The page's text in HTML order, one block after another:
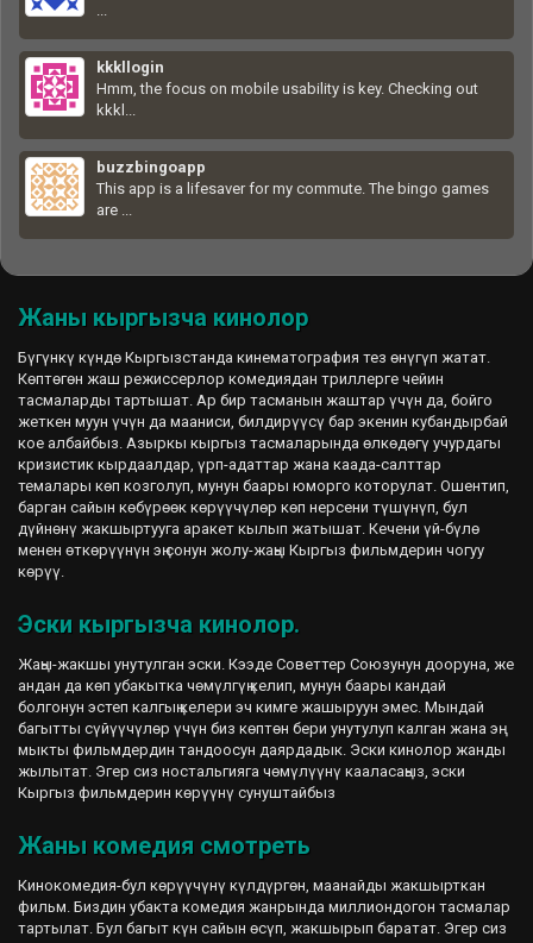
...
kkkllogin
Hmm, the focus on mobile usability is key. Checking out
kkkl...
buzzbingoapp
This app is a lifesaver for my commute. The bingo games
are ...
Жаны кыргызча кинолор
Бүгүнкү күндө Кыргызстанда кинематография тез өнүгүп жатат.
Көптөгөн жаш режиссерлор комедиядан триллерге чейин
тасмаларды тартышат. Ар бир тасманын жаштар үчүн да, бойго
жеткен муун үчүн да мааниси, билдирүүсү бар экенин кубандырбай
кое албайбыз. Азыркы кыргыз тасмаларында өлкөдөгү учурдагы
кризистик кырдаалдар, үрп-адаттар жана каада-салттар
темалары көп козголуп, мунун баары юморго которулат. Ошентип,
барган сайын көбүрөөк көрүүчүлөр көп нерсени түшүнүп, бул
дүйнөнү жакшыртууга аракет кылып жатышат. Кечени үй-бүлө
менен өткөрүүнүн эң сонун жолу-жаңы Кыргыз фильмдерин чогуу
көрүү.
Эски кыргызча кинолор.
Жаңы-жакшы унутулган эски. Кээде Советтер Союзунун дооруна, же
андан да көп убакытка чөмүлгүң келип, мунун баары кандай
болгонун эстеп калгың келери эч кимге жашыруун эмес. Мындай
багытты сүйүүчүлөр үчүн биз көптөн бери унутулуп калган жана эң
мыкты фильмдердин тандоосун даярдадык. Эски кинолор жанды
жылытат. Эгер сиз ностальгияга чөмүлүүнү кааласаңыз, эски
Кыргыз фильмдерин көрүүнү сунуштайбыз
Жаны комедия смотреть
Кинокомедия-бул көрүүчүнү күлдүргөн, маанайды жакшырткан
фильм. Биздин убакта комедия жанрында миллиондогон тасмалар
тартылат. Бул багыт күн сайын өсүп, жакшырып баратат. Эгер сиз